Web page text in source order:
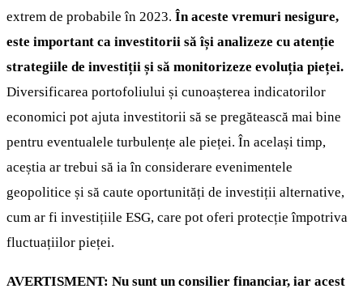
extrem de probabile în 2023. În aceste vremuri nesigure,
este important ca investitorii să își analizeze cu atenție
strategiile de investiții și să monitorizeze evoluția pieței.
Diversificarea portofoliului și cunoașterea indicatorilor
economici pot ajuta investitorii să se pregătească mai bine
pentru eventualele turbulențe ale pieței. În același timp,
aceștia ar trebui să ia în considerare evenimentele
geopolitice și să caute oportunități de investiții alternative,
cum ar fi investițiile ESG, care pot oferi protecție împotriva
fluctuațiilor pieței.
AVERTISMENT: Nu sunt un consilier financiar, iar acest